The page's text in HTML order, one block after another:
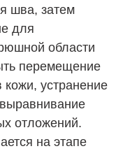
шва, затем
для
области
перемещение
кожи, устранение
отложений.
на этапе